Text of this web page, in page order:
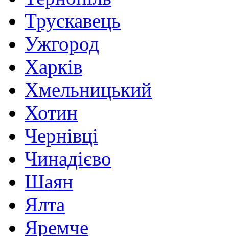
Трускавець
Ужгород
Харків
Хмельницький
Хотин
Чернівці
Чинадієво
Шаян
Ялта
Яремче